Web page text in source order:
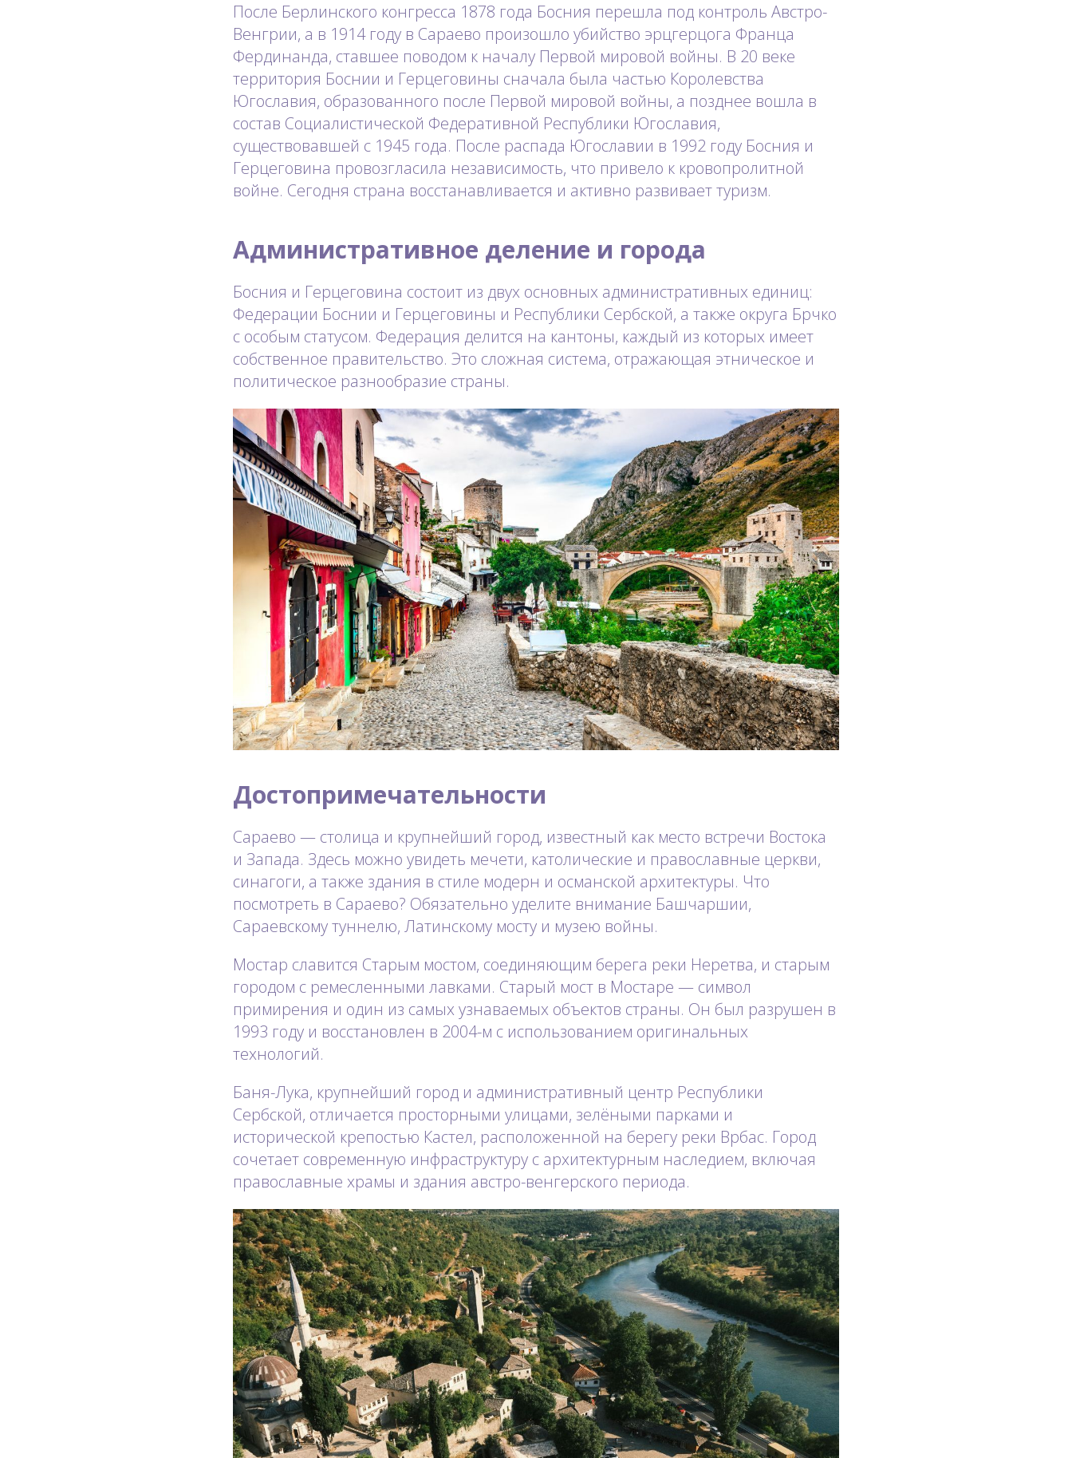
После Берлинского конгресса 1878 года Босния перешла под контроль Австро-
Венгрии, а в 1914 году в Сараево произошло убийство эрцгерцога Франца
Фердинанда, ставшее поводом к началу Первой мировой войны. В 20 веке
территория Боснии и Герцеговины сначала была частью Королевства
Югославия, образованного после Первой мировой войны, а позднее вошла в
состав Социалистической Федеративной Республики Югославия,
существовавшей с 1945 года. После распада Югославии в 1992 году Босния и
Герцеговина провозгласила независимость, что привело к кровопролитной
войне. Сегодня страна восстанавливается и активно развивает туризм.
Административное деление и города
Босния и Герцеговина состоит из двух основных административных единиц:
Федерации Боснии и Герцеговины и Республики Сербской, а также округа Брчко
с особым статусом. Федерация делится на кантоны, каждый из которых имеет
собственное правительство. Это сложная система, отражающая этническое и
политическое разнообразие страны.
Достопримечательности
Сараево — столица и крупнейший город, известный как место встречи Востока
и Запада. Здесь можно увидеть мечети, католические и православные церкви,
синагоги, а также здания в стиле модерн и османской архитектуры. Что
посмотреть в Сараево? Обязательно уделите внимание Башчаршии,
Сараевскому туннелю, Латинскому мосту и музею войны.
Мостар славится Старым мостом, соединяющим берега реки Неретва, и старым
городом с ремесленными лавками. Старый мост в Мостаре — символ
примирения и один из самых узнаваемых объектов страны. Он был разрушен в
1993 году и восстановлен в 2004-м с использованием оригинальных
технологий.
Баня-Лука, крупнейший город и административный центр Республики
Сербской, отличается просторными улицами, зелёными парками и
исторической крепостью Кастел, расположенной на берегу реки Врбас. Город
сочетает современную инфраструктуру с архитектурным наследием, включая
православные храмы и здания австро-венгерского периода.